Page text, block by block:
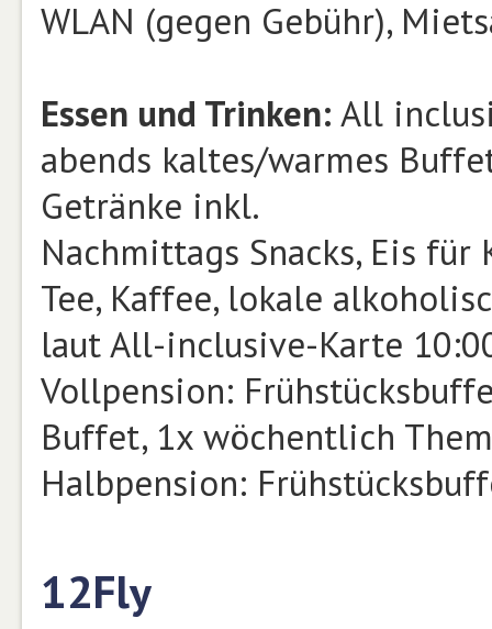
WLAN (gegen Gebühr),
Essen und Trinken: All
abends kaltes/warmes
Getränke inkl.
Nachmittags Snacks, Eis für
Tee, Kaffee, lokale
laut All-inclusive-Karte
Vollpension:
Buffet, 1x wöchentlich
Halbpension:
12Fly